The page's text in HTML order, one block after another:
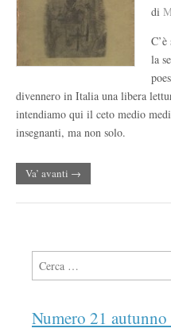
di
la
divennero in Italia una libera
intendiamo qui il ceto medio
insegnanti, ma non solo.
Va’ avanti →
Ricerca per:
Numero 21 autunno